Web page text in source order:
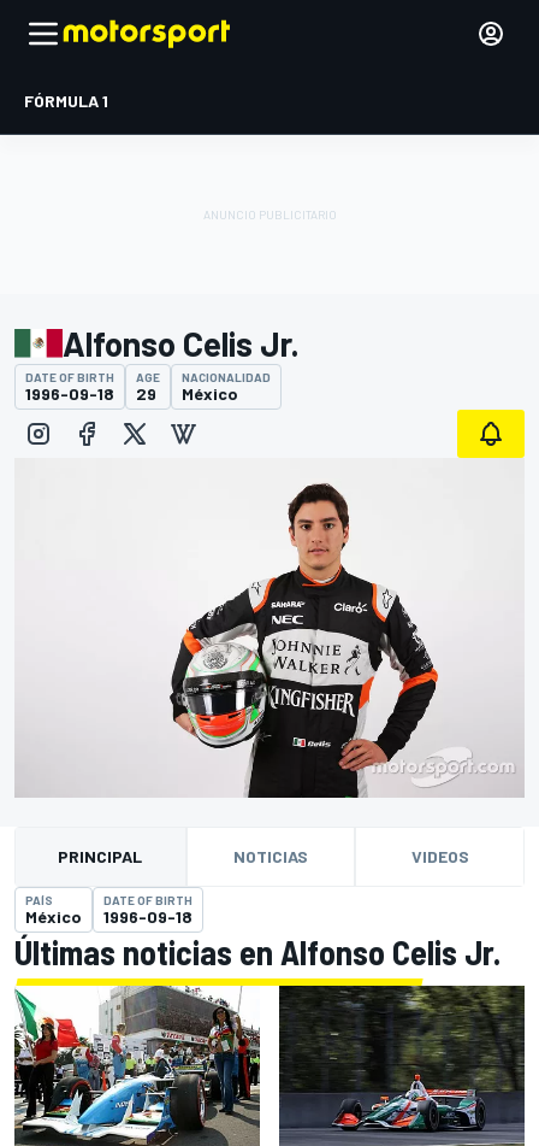
FÓRMULA 1
Alfonso Celis Jr.
DATE OF BIRTH
1996-09-18
AGE
29
NACIONALIDAD
México
PRINCIPAL NOTICIAS VIDEOS
PAÍS
México
DATE OF BIRTH
1996-09-18
Últimas noticias en Alfonso Celis Jr.